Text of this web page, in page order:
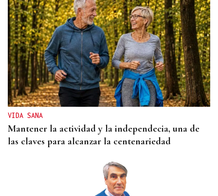
VIDA SANA
Mantener la actividad y la independecia, una de
las claves para alcanzar la centenariedad